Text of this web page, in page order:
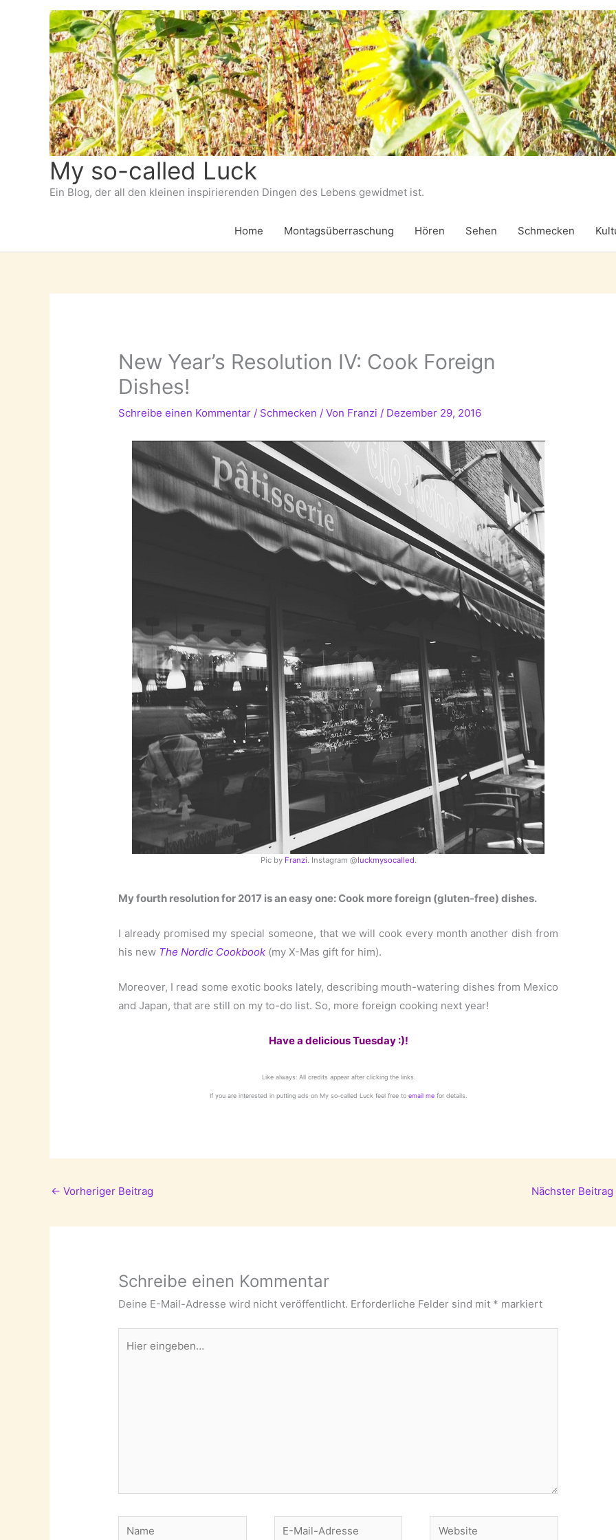
My so-called Luck
Ein Blog, der all den kleinen inspirierenden Dingen des Lebens gewidmet ist.
Home Montagsüberraschung Hören Sehen Schmecken
New Year’s Resolution IV: Cook Foreign
Dishes!
Schreibe einen Kommentar / Schmecken / Von Franzi / Dezember 29, 2016
Pic by Franzi. Instagram @luckmysocalled.
My fourth resolution for 2017 is an easy one: Cook more foreign (gluten-free) dishes.
I already promised my special someone, that we will cook every month another dish from
his new The Nordic Cookbook (my X-Mas gift for him).
Moreover, I read some exotic books lately, describing mouth-watering dishes from Mexico
and Japan, that are still on my to-do list. So, more foreign cooking next year!
Have a delicious Tuesday :)!
Like always: All credits appear after clicking the links.
If you are interested in putting ads on My so-called Luck feel free to email me for details.
← Vorheriger Beitrag Nächster Beitrag
Schreibe einen Kommentar
Deine E-Mail-Adresse wird nicht veröffentlicht. Erforderliche Felder sind mit * markiert
eingeben…
Name
E-
Website